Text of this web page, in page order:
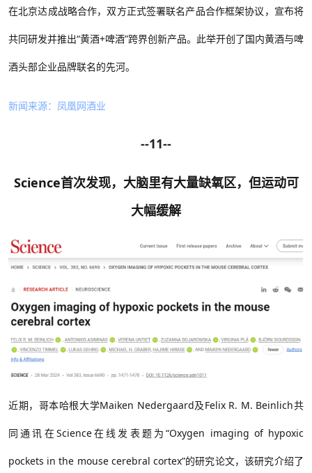
在北京达成战略合作，双方正式签署联名产品合作框架协议，宣布将
共同研发并推出“黄酒+啤酒”跨界创新产品。此举开创了国内黄酒与啤
酒头部企业品牌联名的先河。
新闻来源：凤凰网酒业
--11--
Science首次发现，大脑里有大量缺氧区，但运动可
大幅缓解
近期，哥本哈根大学Maiken Nedergaard及Felix R. M. Beinlich共
同通讯在Science在线发表题为“Oxygen imaging of hypoxic
pockets in the mouse cerebral cortex”的研究论文，该研究介绍了